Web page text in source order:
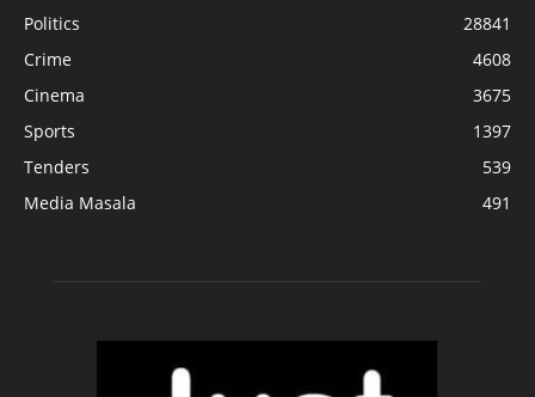
Politics
28841
Crime
4608
Cinema
3675
Sports
1397
Tenders
539
Media Masala
491